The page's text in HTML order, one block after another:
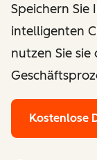
Speichern Sie
intelligenten
nutzen Sie
Kostenlose